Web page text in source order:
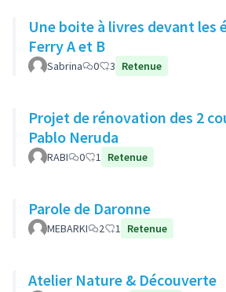
Une boite à livres devant les
Ferry A et B
Sabrina 0 3 Retenue
Projet de rénovation des 2
Pablo Neruda
RABI 0 1 Retenue
Parole de Daronne
MEBARKI 2 1 Retenue
Atelier Nature & Découverte